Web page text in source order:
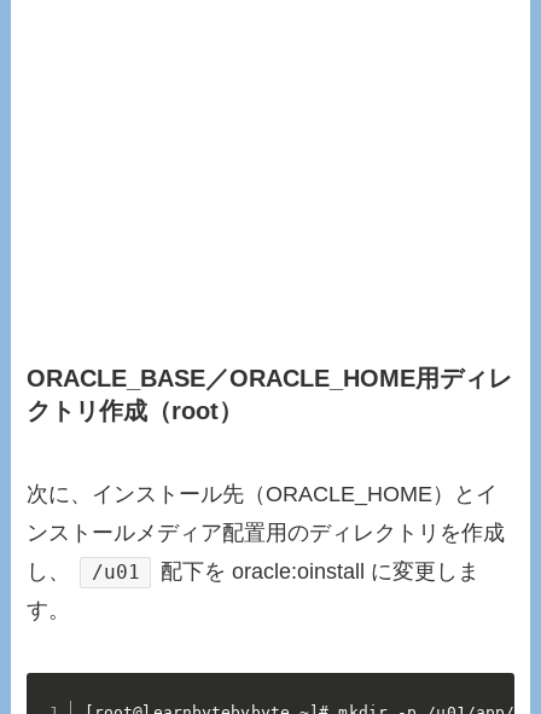
ORACLE_BASE／ORACLE_HOME用ディレ
クトリ作成（root）
次に、インストール先（ORACLE_HOME）とイ
ンストールメディア配置用のディレクトリを作成
し、
/u01
配下を oracle:oinstall に変更しま
す。